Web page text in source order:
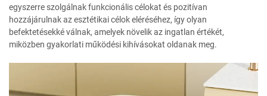
egyszerre szolgálnak funkcionális célokat és pozitívan
hozzájárulnak az esztétikai célok eléréséhez, így olyan
befektetésekké válnak, amelyek növelik az ingatlan értékét,
miközben gyakorlati működési kihívásokat oldanak meg.